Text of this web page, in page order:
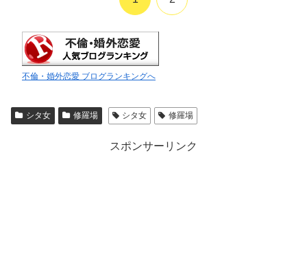
不倫・婚外恋愛 ブログランキングへ
シタ女 修羅場 シタ女 修羅場
スポンサーリンク